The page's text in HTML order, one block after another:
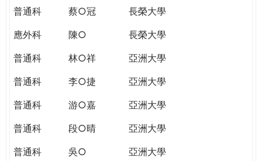
普通科
蔡○冠
長榮大學
應外科
陳○
長榮大學
普通科
林○祥
亞洲大學
普通科
李○捷
亞洲大學
普通科
游○嘉
亞洲大學
普通科
段○晴
亞洲大學
普通科
吳○ 亞洲大學